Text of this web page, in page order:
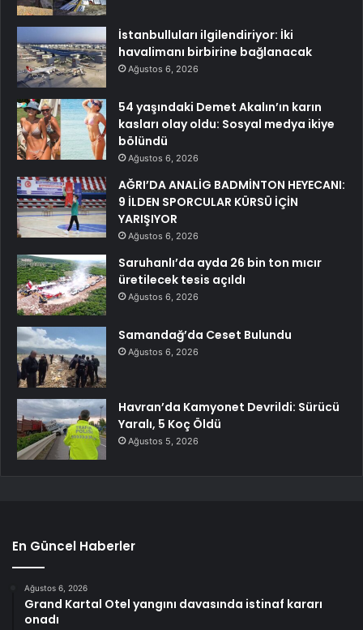
İstanbulluları ilgilendiriyor: İki
havalimanı birbirine bağlanacak
Ağustos 6, 2026
54 yaşındaki Demet Akalın’ın karın
kasları olay oldu: Sosyal medya ikiye
bölündü
Ağustos 6, 2026
AĞRI’DA ANALİG BADMİNTON HEYECANI:
9 İLDEN SPORCULAR KÜRSÜ İÇİN
YARIŞIYOR
Ağustos 6, 2026
Saruhanlı’da ayda 26 bin ton mıcır
üretilecek tesis açıldı
Ağustos 6, 2026
Samandağ’da Ceset Bulundu
Ağustos 6, 2026
Havran’da Kamyonet Devrildi: Sürücü
Yaralı, 5 Koç Öldü
Ağustos 5, 2026
En Güncel Haberler
Ağustos 6, 2026
Grand Kartal Otel yangını davasında istinaf kararı
onadı